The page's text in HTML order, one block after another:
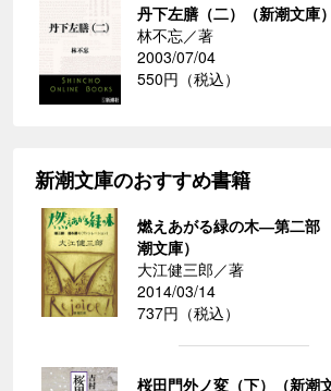
丹下左膳（二）（新潮文庫）
林不忘／著
2003/07/04
550円（税込）
新潮文庫のおすすめ書籍
燃えあがる緑の木―第二
潮文庫）
大江健三郎／著
2014/03/14
737円（税込）
桜田門外ノ変（下）（新潮